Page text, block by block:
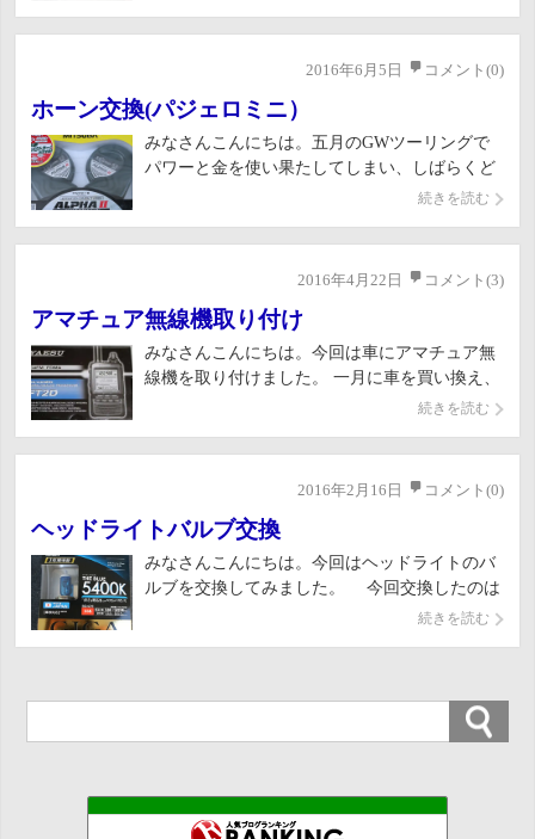
たところ、ラジエターの冷却水が不足している
と言われたので点検してみたところ、冷却水が
漏れているのを発見しちゃい […]
2016年6月5日 コメント(0)
ホーン交換(パジェロミニ）
みなさんこんにちは。五月のGWツーリングで
パワーと金を使い果たしてしまい、しばらくど
こも行く気になれないので、今回は事前に買っ
してみました。 やはり軽自動車のホーンはシン
グルなので音がイマイチ。そこで今回はこの
「ミツバホーン」アルファーⅡ […]
続きを読む
2016年4月22日 コメント(3)
アマチュア無線機取り付け
みなさんこんにちは。今回は車にアマチュア無
線機を取り付けました。 一月に車を買い換え、
無線機を移植しようと思ってハムショップにパ
れてしまい、思わず新しい無線機も衝動買いし
てしまいました。 今回は、八重洲無線機の
「ＦＴ－２Ｄ」（現在生産終了 […]
続きを読む
2016年2月16日 コメント(0)
ヘッドライトバルブ交換
みなさんこんにちは。今回はヘッドライトのバ
ルブを交換してみました。 今回交換したのは
これ。 ブルーのバルブで車検対応品です、何と
続きを読む
鉄道模型の小部屋